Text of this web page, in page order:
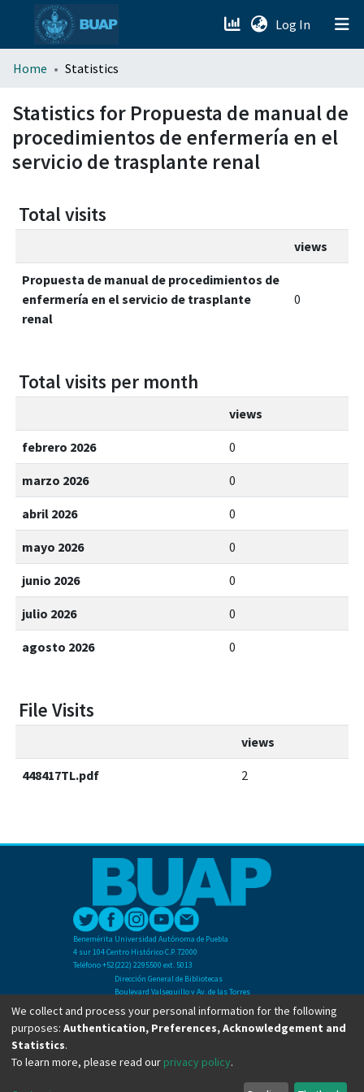
Log In (current)
menu.section.about_menu
All of DSpace
Home Statistics
Statistics for Propuesta de manual de
procedimientos de enfermería en el
servicio de trasplante renal
Total visits
views
Propuesta de manual de procedimientos de
enfermería en el servicio de trasplante
renal
0
Total visits per month
views
febrero 2026 0
marzo 2026 0
abril 2026 0
mayo 2026 0
junio 2026 0
julio 2026 0
agosto 2026 0
File Visits
views
448417TL.pdf 2
Benemérita Universidad Autónoma de Puebla
4 sur 104 Centro Histórico C.P. 72000
Teléfono +52(222) 2295500 ext. 5013
Dirección General de Bibliotecas
Boulevard Valsequillo y Av. de las Torres
Ciudad Universitaria. Col. San Manuel
C.P. 72570
Teléfono +52 (222) 2295500 Ext 2901
We collect and process your personal information for the following
purposes: Authentication, Preferences, Acknowledgement and
Statistics.
To learn more, please read our privacy policy.